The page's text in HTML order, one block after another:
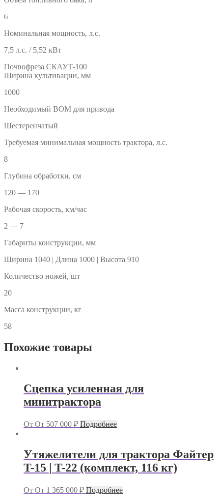
6
Номинальная мощность, л.с.
7,5 л.с. / 5,52 кВт
Почвофреза СКАУТ-100
Ширина культивации, мм
1000
Необходимый ВОМ для привода
Шестеренчатый
Требуемая минимальная мощность трактора, л.с.
8
Глубина обработки, см
120 — 170
Рабочая скорость, км/час
2 — 7
Габариты конструкции, мм
Ширина 1040 | Длина 1000 | Высота 910
Количество ножей, шт
20
Масса конструкции, кг
58
Похожие товары
Сцепка усиленная для
минитрактора
От От 507 000 ₽ Подробнее
Утяжелители для трактора Файтер
T-15 | T-22 (комплект, 116 кг)
От От 1 365 000 ₽ Подробнее